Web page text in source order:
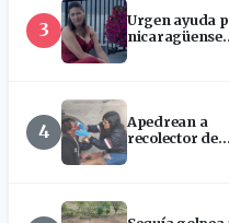
3
Urgen ayuda
nicaragüense
4
Apedrean a
recolector de